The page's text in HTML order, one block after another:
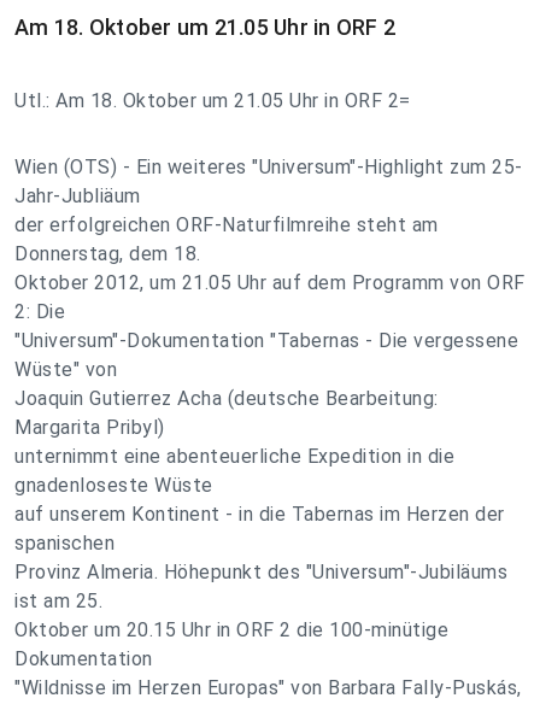
Am 18. Oktober um 21.05 Uhr in ORF 2
Utl.: Am 18. Oktober um 21.05 Uhr in ORF 2=
Wien (OTS) - Ein weiteres "Universum"-Highlight zum 25-
Jahr-Jubliäum
der erfolgreichen ORF-Naturfilmreihe steht am
Donnerstag, dem 18.
Oktober 2012, um 21.05 Uhr auf dem Programm von ORF
2: Die
"Universum"-Dokumentation "Tabernas - Die vergessene
Wüste" von
Joaquin Gutierrez Acha (deutsche Bearbeitung:
Margarita Pribyl)
unternimmt eine abenteuerliche Expedition in die
gnadenloseste Wüste
auf unserem Kontinent - in die Tabernas im Herzen der
spanischen
Provinz Almeria. Höhepunkt des "Universum"-Jubiläums
ist am 25.
Oktober um 20.15 Uhr in ORF 2 die 100-minütige
Dokumentation
"Wildnisse im Herzen Europas" von Barbara Fally-Puskás,